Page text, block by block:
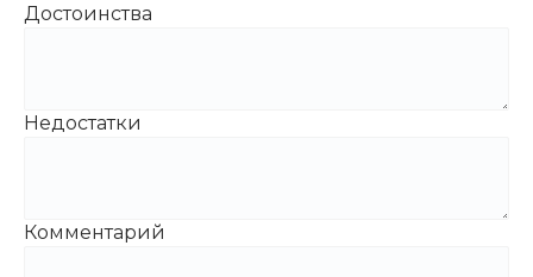
Достоинства
Недостатки
Комментарий